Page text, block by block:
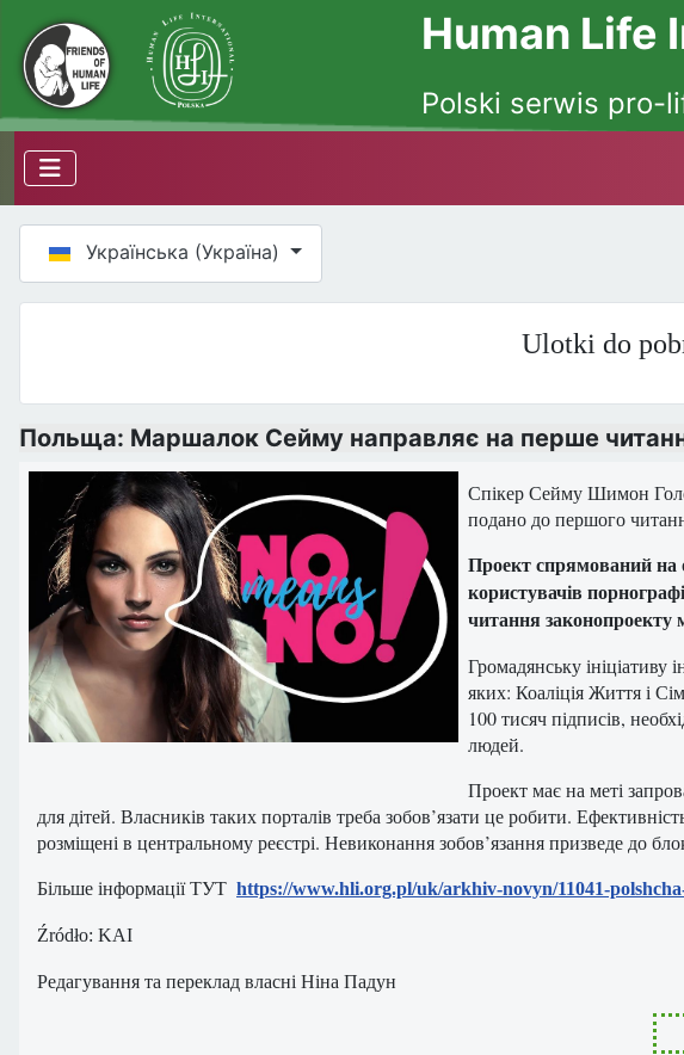
Human Life
Polski serwis pro-
Оберіть свою мову
Українська (Україна)
Ulotki do
Польща: Маршалок Сейму направляє на перше
Спікер Сейму Шимон
подано до першого
Проект спрямований на
користувачів
читання законопроекту
Громадянську ініціативу
яких: Коаліція Життя і
100 тисяч підписів,
людей.
Проект має на меті
для дітей. Власників таких порталів треба зобов’язати це робити.
розміщені в центральному реєстрі. Невиконання зобов’язання призведе до
Більше інформації ТУТ https://www.hli.org.pl/uk/arkhiv-novyn/11041-
Źródło: KAI
Редагування та переклад власні Ніна Падун